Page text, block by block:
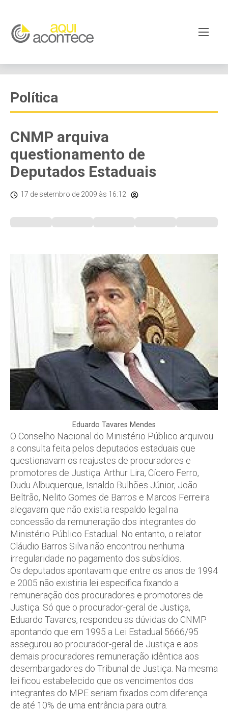
Política
CNMP arquiva
questionamento de
Deputados Estaduais
17 de setembro de 2009 às 16:12
Eduardo Tavares Mendes
O Conselho Nacional do Ministério Público arquivou
a consulta feita pelos deputados estaduais que
questionavam os reajustes de procuradores e
promotores de Justiça. Arthur Lira, Cícero Ferro,
Dudu Albuquerque, Isnaldo Bulhões Júnior, João
Beltrão, Nelito Gomes de Barros e Marcos Ferreira
alegavam que não existia respaldo legal na
concessão da remuneração dos integrantes do
Ministério Público Estadual. No entanto, o relator
Cláudio Barros Silva não encontrou nenhuma
irregularidade no pagamento dos subsídios.
Os deputados apontavam que entre os anos de 1994
e 2005 não existiria lei especifica fixando a
remuneração dos procuradores e promotores de
Justiça. Só que o procurador-geral de Justiça,
Eduardo Tavares, respondeu as dúvidas do CNMP
apontando que em 1995 a Lei Estadual 5666/95
assegurou ao procurador-geral de Justiça e aos
demais procuradores remuneração idêntica aos
desembargadores do Tribunal de Justiça. Na mesma
lei ficou estabelecido que os vencimentos dos
integrantes do MPE seriam fixados com diferença
de até 10% de uma entrância para outra.